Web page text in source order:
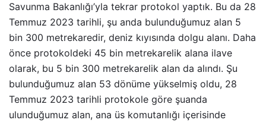
Savunma Bakanlığı’yla tekrar protokol yaptık. Bu da 28
Temmuz 2023 tarihli, şu anda bulunduğumuz alan 5
bin 300 metrekaredir, deniz kıyısında dolgu alanı. Daha
önce protokoldeki 45 bin metrekarelik alana ilave
olarak, bu 5 bin 300 metrekarelik alan da alındı. Şu
bulunduğumuz alan 53 dönüme yükselmiş oldu, 28
Temmuz 2023 tarihli protokole göre şuanda
ulunduğumuz alan, ana üs komutanlığı içerisinde